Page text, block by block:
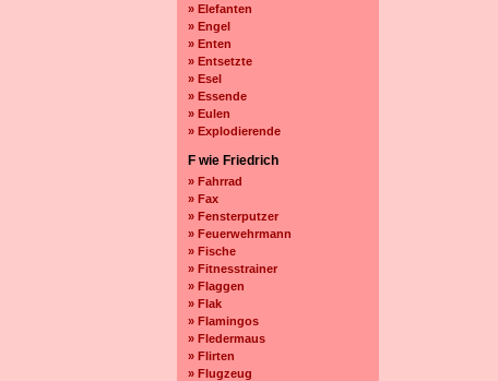
» Elefanten
» Engel
» Enten
» Entsetzte
» Esel
» Essende
» Eulen
» Explodierende
F wie Friedrich
» Fahrrad
» Fax
» Fensterputzer
» Feuerwehrmann
» Fische
» Fitnesstrainer
» Flaggen
» Flak
» Flamingos
» Fledermaus
» Flirten
» Flugzeug